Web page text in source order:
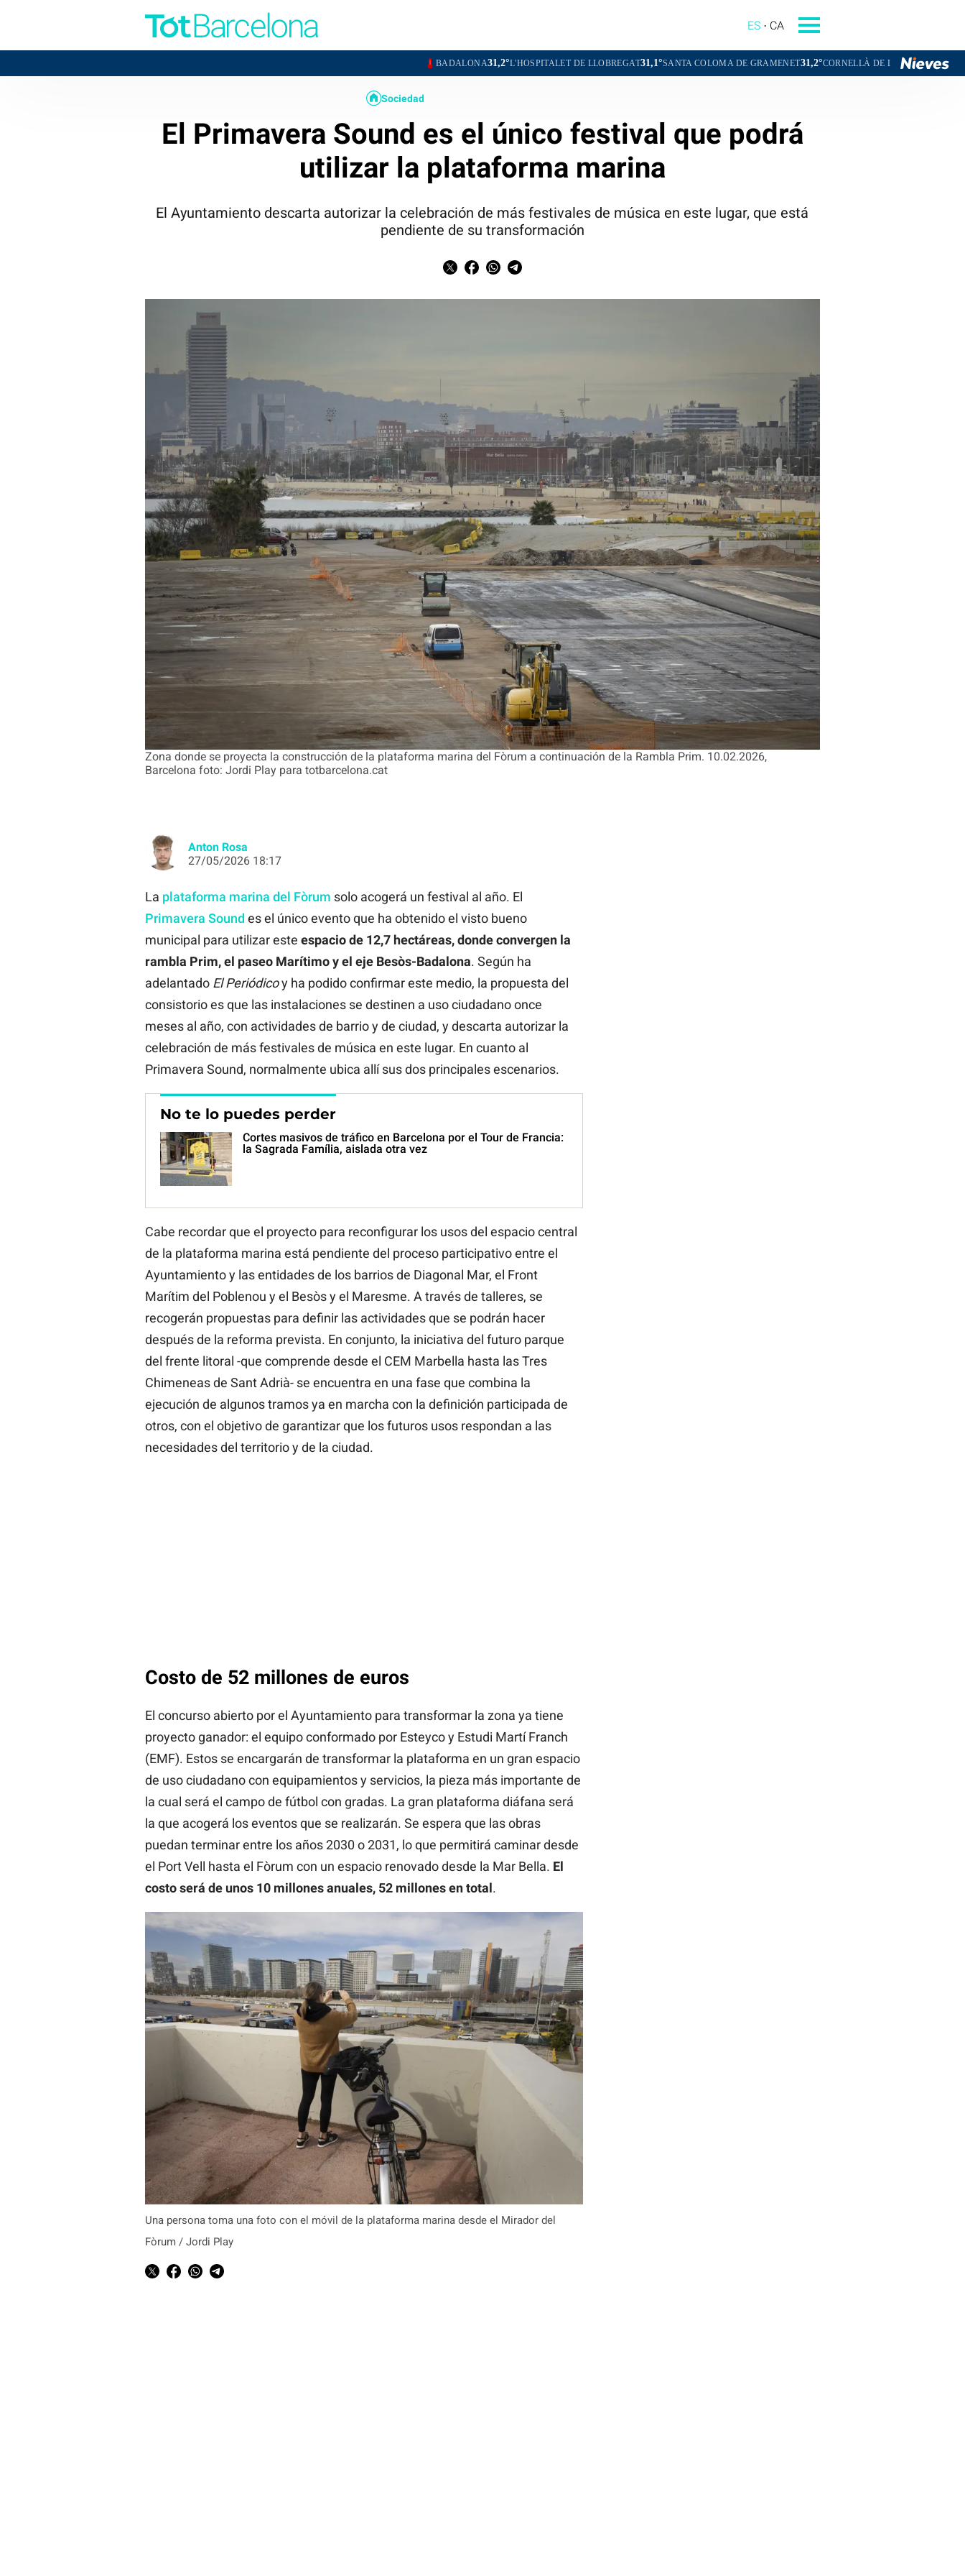
ES CA
31,2°L'HOSPITALET DE LLOBREGAT31,1°SANTA COLOMA DE GRAMENET31,2°CORNELLÀ DE LLOBREGAT32,1° SANT BOI DE
Zona donde se proyecta la construcción de la plataforma marina del Fòrum a continuación de la Rambla Prim. 10.02.2026,
Barcelona foto: Jordi Play para totbarcelona.cat
Sociedad
El Primavera Sound es el único festival que podrá
utilizar la plataforma marina
El Ayuntamiento descarta autorizar la celebración de más festivales de música en este lugar, que está
pendiente de su transformación
Anton Rosa
27/05/2026 18:17
La plataforma marina del Fòrum solo acogerá un festival al año. El
Primavera Sound es el único evento que ha obtenido el visto bueno
municipal para utilizar este espacio de 12,7 hectáreas, donde convergen la
rambla Prim, el paseo Marítimo y el eje Besòs-Badalona. Según ha
adelantado El Periódicoy ha podido confirmar este medio, la propuesta del
consistorio es que las instalaciones se destinen a uso ciudadano once
meses al año, con actividades de barrio y de ciudad, y descarta autorizar la
celebración de más festivales de música en este lugar. En cuanto al
Primavera Sound, normalmente ubica allí sus dos principales escenarios.
No te lo puedes perder
Cortes masivos de tráfico en Barcelona por el Tour de Francia:
la Sagrada Família, aislada otra vez
Cabe recordar que el proyecto para reconfigurar los usos del espacio central
de la plataforma marina está pendiente del proceso participativo entre el
Ayuntamiento y las entidades de los barrios de Diagonal Mar, el Front
Marítim del Poblenou y el Besòs y el Maresme. A través de talleres, se
recogerán propuestas para definir las actividades que se podrán hacer
después de la reforma prevista. En conjunto, la iniciativa del futuro parque
del frente litoral -que comprende desde el CEM Marbella hasta las Tres
Chimeneas de Sant Adrià- se encuentra en una fase que combina la
ejecución de algunos tramos ya en marcha con la definición participada de
otros, con el objetivo de garantizar que los futuros usos respondan a las
necesidades del territorio y de la ciudad.
Costo de 52 millones de euros
El concurso abierto por el Ayuntamiento para transformar la zona ya tiene
proyecto ganador: el equipo conformado por Esteyco y Estudi Martí Franch
(EMF). Estos se encargarán de transformar la plataforma en un gran espacio
de uso ciudadano con equipamientos y servicios, la pieza más importante de
la cual será el campo de fútbol con gradas. La gran plataforma diáfana será
la que acogerá los eventos que se realizarán. Se espera que las obras
puedan terminar entre los años 2030 o 2031, lo que permitirá caminar desde
el Port Vell hasta el Fòrum con un espacio renovado desde la Mar Bella. El
costo será de unos 10 millones anuales, 52 millones en total.
Una persona toma una foto con el móvil de la plataforma marina desde el Mirador del
Fòrum / Jordi Play